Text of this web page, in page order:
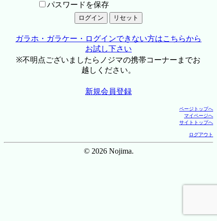
パスワードを保存
ガラホ・ガラケー・ログインできない方はこちらから
お試し下さい
※不明点ございましたらノジマの携帯コーナーまでお
越しください。
新規会員登録
ページトップへ
マイページへ
サイトトップへ
ログアウト
© 2026 Nojima.